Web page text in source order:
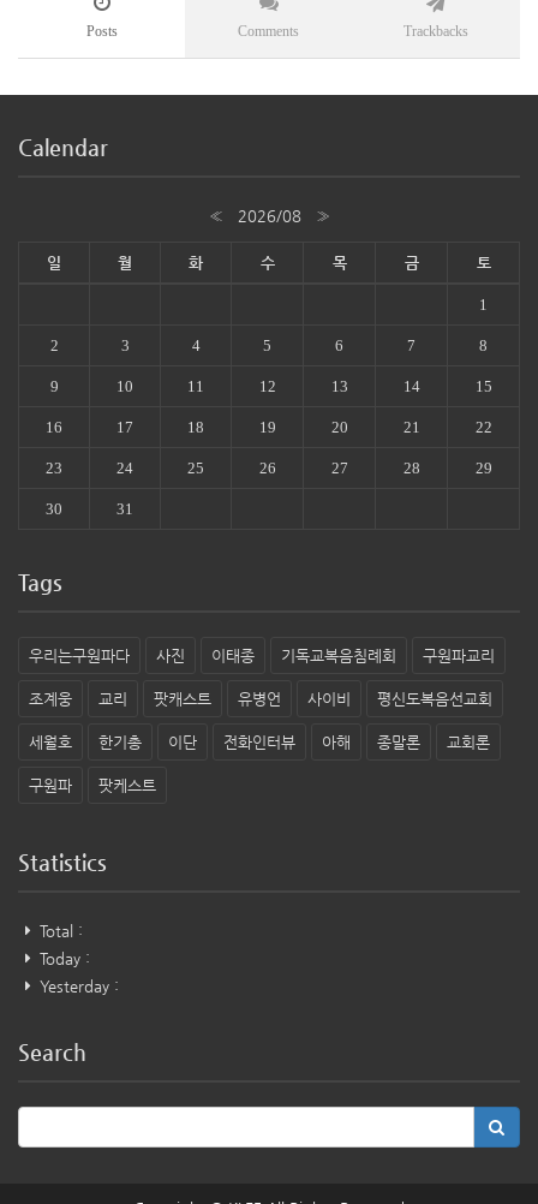
Posts Comments Trackbacks
Calendar
« 2026/08 »
일 월 화 수 목 금 토
1
2 3 4 5 6 7 8
9 10 11 12 13 14 15
16 17 18 19 20 21 22
23 24 25 26 27 28 29
30 31
Tags
우리는구원파다 사진 이태종 기독교복음침례회 구원파교리
조계웅 교리 팟캐스트 유병언 사이비 평신도복음선교회
세월호 한기총 이단 전화인터뷰 아해 종말론 교회론
구원파 팟케스트
Statistics
Total :
Today :
Yesterday :
Search